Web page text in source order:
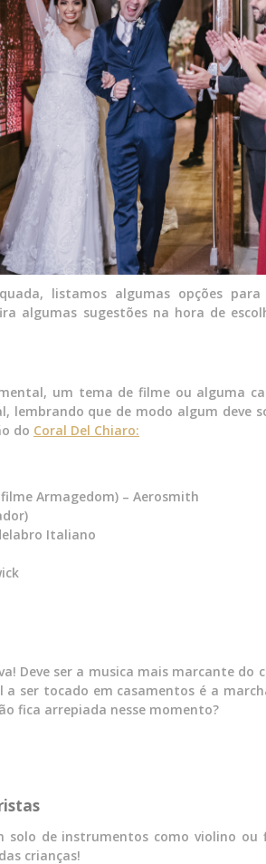
listamos algumas opções
algumas sugestões na hora de
um tema de filme ou alguma
que de modo algum deve
do Coral Del Chiaro:
Armagedom) – Aerosmith
Italiano
Deve ser a musica mais marcante do
ser tocado em casamentos é a
fica arrepiada nesse momento?
solo de instrumentos como violino ou
crianças!